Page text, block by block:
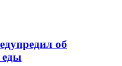
об
еды